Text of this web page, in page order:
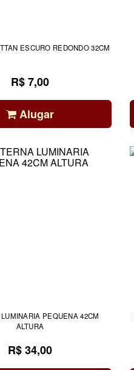
ESCURO REDONDO 32CM
R$ 7,00
Alugar
PEQUENA 42CM
ALTURA
R$ 34,00